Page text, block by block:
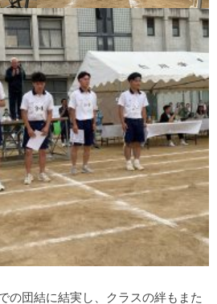
の団結に結実し、クラスの絆もまた